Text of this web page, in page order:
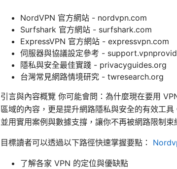
NordVPN 官方網站 - nordvpn.com
Surfshark 官方網站 - surfshark.com
ExpressVPN 官方網站 - expressvpn.com
伺服器與協議設定參考 -
隱私與安全最佳實踐 - privacyguides.org
台灣常見網路情境研究 - twresearch.org
引言與內容概覽 你可能會問：為什麼現在要用
區域的內容，更是提升網路隱私與安全的有效工
並用實用案例與數據支撐，讓你不再被網路限制束
目標讀者可以透過以下路徑快速掌握要點：
了解各家 VPN 的定位與優缺點